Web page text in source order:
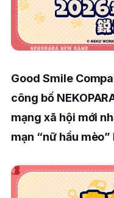
Good Smile
công bố
mạng xã hội mới
mạn “nữ hầu mèo”